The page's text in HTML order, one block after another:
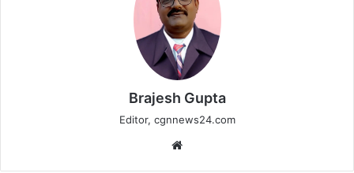
Brajesh Gupta
Editor, cgnnews24.com